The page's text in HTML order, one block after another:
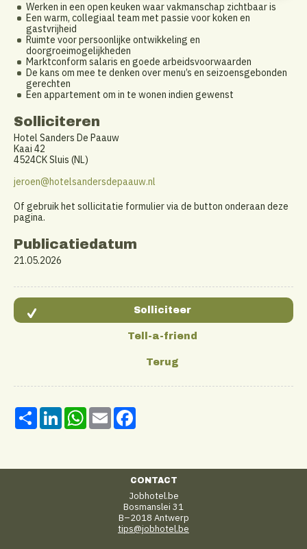
Werken in een open keuken waar vakmanschap zichtbaar is
Een warm, collegiaal team met passie voor koken en
gastvrijheid
Ruimte voor persoonlijke ontwikkeling en
doorgroeimogelijkheden
Marktconform salaris en goede arbeidsvoorwaarden
De kans om mee te denken over menu’s en seizoensgebonden
gerechten
Een appartement om in te wonen indien gewenst
Solliciteren
Hotel Sanders De Paauw
Kaai 42
4524CK Sluis (NL)
jeroen@hotelsandersdepaauw.nl
Of gebruik het sollicitatie formulier via de button onderaan deze
pagina.
Publicatiedatum
21.05.2026
Share LinkedInWhatsApp
Email
CONTACT
Jobhotel.be
Bosmanslei 31
B–2018 Antwerp
tips@jobhotel.be